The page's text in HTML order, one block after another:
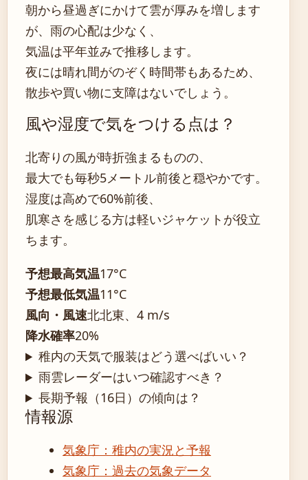
朝から昼過ぎにかけて雲が厚みを増します
が、雨の心配は少なく、
気温は平年並みで推移します。
夜には晴れ間がのぞく時間帯もあるため、
散歩や買い物に支障はないでしょう。
風や湿度で気をつける点は？
北寄りの風が時折強まるものの、
最大でも毎秒5メートル前後と穏やかです。
湿度は高めで60%前後、
肌寒さを感じる方は軽いジャケットが役立
ちます。
予想最高気温17°C
予想最低気温11°C
風向・風速北北東、4 m/s
降水確率20%
稚内の天気で服装はどう選べばいい？
雨雲レーダーはいつ確認すべき？
長期予報（16日）の傾向は？
情報源
気象庁：稚内の実況と予報
気象庁：過去の気象データ